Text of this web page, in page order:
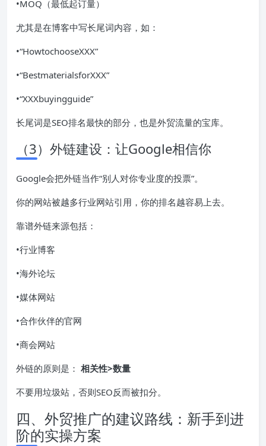
•MOQ（最低起订量）
尤其是在博客中写长尾词内容，如：
•“HowtochooseXXX”
•“BestmaterialsforXXX”
•“XXXbuyingguide”
长尾词是SEO排名最快的部分，也是外贸流量的宝库。
（3）外链建设：让Google相信你
Google会把外链当作“别人对你专业度的投票”。
你的网站被越多行业网站引用，你的排名越容易上去。
靠谱外链来源包括：
•行业博客
•海外论坛
•媒体网站
•合作伙伴的官网
•商会网站
外链的原则是： 相关性>数量
不要用垃圾站，否则SEO反而被扣分。
四、外贸推广的建议路线：新手到进
阶的实操方案